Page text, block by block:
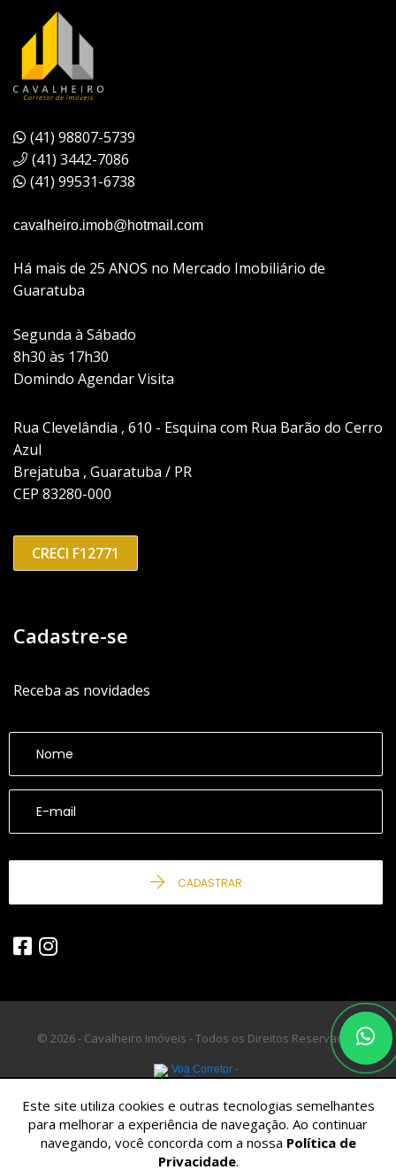
(41) 98807-5739
(41) 3442-7086
(41) 99531-6738
cavalheiro.imob@hotmail.com
Há mais de 25 ANOS no Mercado Imobiliário de
Guaratuba
Segunda à Sábado
8h30 às 17h30
Domindo Agendar Visita
Rua Clevelândia , 610 - Esquina com Rua Barão do Cerro
Azul
Brejatuba , Guaratuba / PR
CEP 83280-000
CRECI F12771
Cadastre-se
Receba as novidades
CADASTRAR
© 2026 - Cavalheiro Imóveis - Todos os Direitos Reservados.
Este site utiliza cookies e outras tecnologias semelhantes
para melhorar a experiência de navegação. Ao continuar
navegando, você concorda com a nossa Política de
Privacidade.